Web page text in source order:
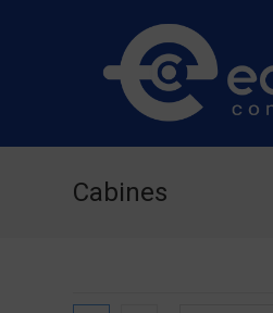
Cabines